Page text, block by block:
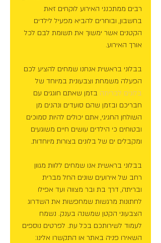
רבים ממתכנני האירוע לוקחים זאת
בחשבון, ובוחרים להביא מפעיל לילדים
הקטנים אשר ימשוך את תשומת לבם לכל
אורך האירוע.
בבלוני בראשית אנחנו שמחים להציע לכם
הפעלה משמחת וצבעונית במיוחד של
בלונים לבריתה בזמן שאתם חוגגים עם
חבריכם ובזמן שהם סועדים ונהנים מן
השולחן החגיגי, אתם יכולים להיות סמוכים
ובטוחים כי הילדים עושים חיים משוגעים
ומקבלים ים של בלונים בצורות מיוחדות.
בבלוני בראשית אנו שמחים ללוות מגוון
רחב של אירועים שונים החל מברית
ובריתה, דרך בת ובר מצווה ועד אפילו
לחתונות מרגשות שמחפשות את השדרוג
הצבעוני הקטן שמשנה בענק. נשמח
לעמוד לשירותכם בכל עת. לפרטים נוספים
השאירו פניה באתר או התקשרו אלינו: